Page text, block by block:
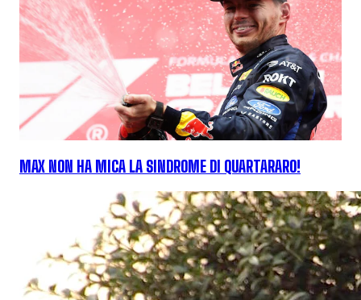
MAX NON HA MICA LA SINDROME DI QUARTARARO!